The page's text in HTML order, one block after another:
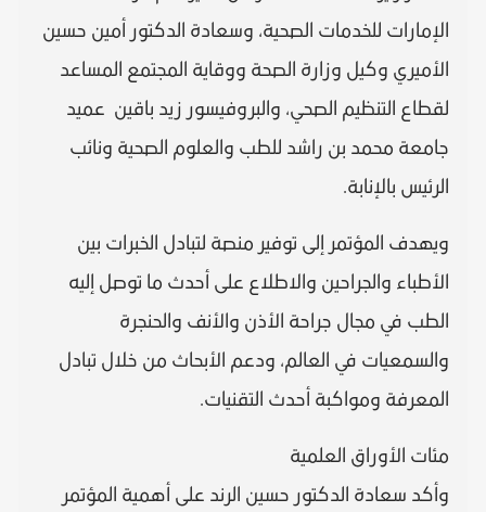
الإمارات للخدمات الصحية، وسعادة الدكتور أمين حسين
الأميري وكيل وزارة الصحة ووقاية المجتمع المساعد
لقطاع التنظيم الصحي، والبروفيسور زيد باقين عميد
جامعة محمد بن راشد للطب والعلوم الصحية ونائب
الرئيس بالإنابة.
ويهدف المؤتمر إلى توفير منصة لتبادل الخبرات بين
الأطباء والجراحين والاطلاع على أحدث ما توصل إليه
الطب في مجال جراحة الأذن والأنف والحنجرة
والسمعيات في العالم، ودعم الأبحاث من خلال تبادل
المعرفة ومواكبة أحدث التقنيات.
مئات الأوراق العلمية
وأكد سعادة الدكتور حسين الرند على أهمية المؤتمر